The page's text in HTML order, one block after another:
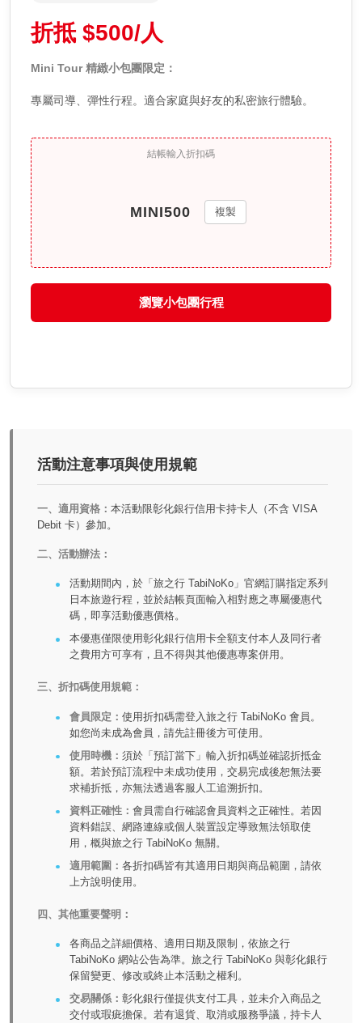
折抵 $500/人
Mini Tour 精緻小包團限定：
專屬司導、彈性行程。適合家庭與好友的私密旅行體驗。
結帳輸入折扣碼
複製
瀏覽小包團行程
活動注意事項與使用規範
一、適用資格： 本活動限彰化銀行信用卡持卡人（不含 VISA
Debit 卡）參加。
二、活動辦法：
活動期間內，於「旅之行 TabiNoKo」官網訂購指定系列
日本旅遊行程，並於結帳頁面輸入相對應之專屬優惠代
碼，即享活動優惠價格。
本優惠僅限使用彰化銀行信用卡全額支付本人及同行者
之費用方可享有，且不得與其他優惠專案併用。
三、折扣碼使用規範：
會員限定： 使用折扣碼需登入旅之行 TabiNoKo 會員。
如您尚未成為會員，請先註冊後方可使用。
使用時機： 須於「預訂當下」輸入折扣碼並確認折抵金
額。若於預訂流程中未成功使用，交易完成後恕無法要
求補折抵，亦無法透過客服人工追溯折扣。
資料正確性： 會員需自行確認會員資料之正確性。若因
資料錯誤、網路連線或個人裝置設定導致無法領取使
用，概與旅之行 TabiNoKo 無關。
適用範圍： 各折扣碼皆有其適用日期與商品範圍，請依
上方說明使用。
四、其他重要聲明：
各商品之詳細價格、適用日期及限制，依旅之行
TabiNoKo 網站公告為準。旅之行 TabiNoKo 與彰化銀行
保留變更、修改或終止本活動之權利。
交易關係： 彰化銀行僅提供支付工具，並未介入商品之
交付或瑕疵擔保。若有退貨、取消或服務爭議，持卡人